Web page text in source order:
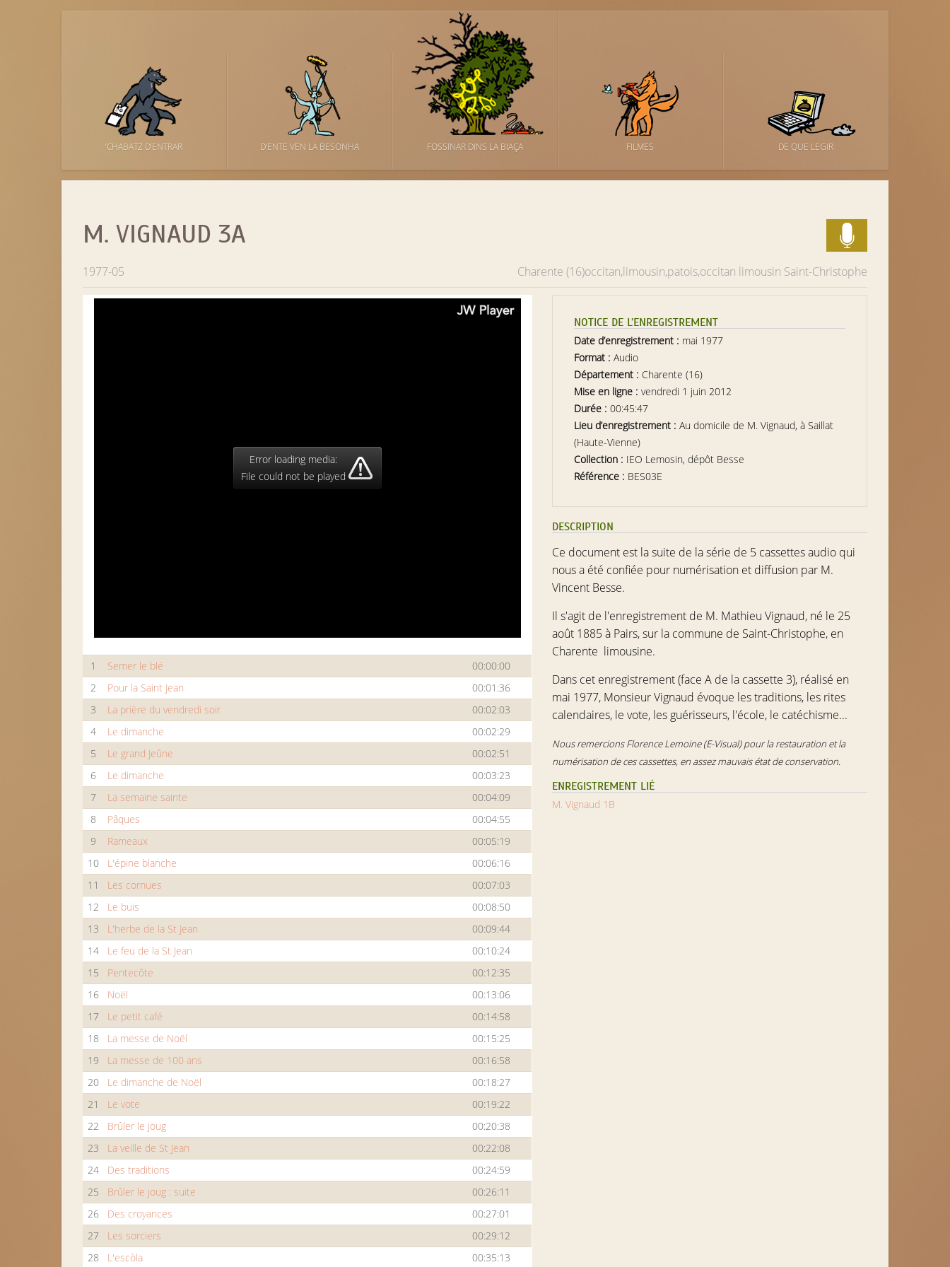
’CHABATZ D’ENTRAR D’ENTE VEN LA BESONHA FOSSINAR DINS LA BIAÇA FILMES DE QUE LEGIR
M. VIGNAUD 3A
1977-05 Charente (16)occitan,limousin,patois,occitan limousin Saint-Christophe
Error loading media:
File could not be played
1 Semer le blé
00:00:00
2
Pour la Saint Jean
00:01:36
3
La prière du vendredi soir
00:02:03
4
Le dimanche
00:02:29
5
Le grand Jeûne
00:02:51
6
Le dimanche
00:03:23
7
La semaine sainte
00:04:09
8
Pâques
00:04:55
9
Rameaux
00:05:19
10
L'épine blanche
00:06:16
11
Les cornues
00:07:03
12
Le buis
00:08:50
13
L'herbe de la St Jean
00:09:44
14
Le feu de la St Jean
00:10:24
15
Pentecôte
00:12:35
16
Noël
00:13:06
17
Le petit café
00:14:58
18
La messe de Noël
00:15:25
19
La messe de 100 ans
00:16:58
20
Le dimanche de Noël
00:18:27
21
Le vote
00:19:22
22
Brûler le joug
00:20:38
23
La veille de St Jean
00:22:08
24
Des traditions
00:24:59
25
Brûler le joug : suite
00:26:11
26
Des croyances
00:27:01
27
Les sorciers
00:29:12
28
L'escòla 00:35:13
NOTICE DE L’ENREGISTREMENT
Date d’enregistrement : mai 1977
Format : Audio
Département : Charente (16)
Mise en ligne : vendredi 1 juin 2012
Durée : 00:45:47
Lieu d’enregistrement : Au domicile de M. Vignaud, à Saillat
(Haute-Vienne)
Collection : IEO Lemosin, dépôt Besse
Référence : BES03E
DESCRIPTION
Ce document est la suite de la série de 5 cassettes audio qui
nous a été confiée pour numérisation et diffusion par M.
Vincent Besse.
Il s'agit de l'enregistrement de M. Mathieu Vignaud, né le 25
août 1885 à Pairs, sur la commune de Saint-Christophe, en
Charente limousine.
Dans cet enregistrement (face A de la cassette 3), réalisé en
mai 1977, Monsieur Vignaud évoque les traditions, les rites
calendaires, le vote, les guérisseurs, l'école, le catéchisme...
Nous remercions Florence Lemoine (E-Visual) pour la restauration et la
numérisation de ces cassettes, en assez mauvais état de conservation.
ENREGISTREMENT LIÉ
M. Vignaud 1B